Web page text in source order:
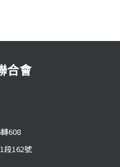
合會
608
段162號